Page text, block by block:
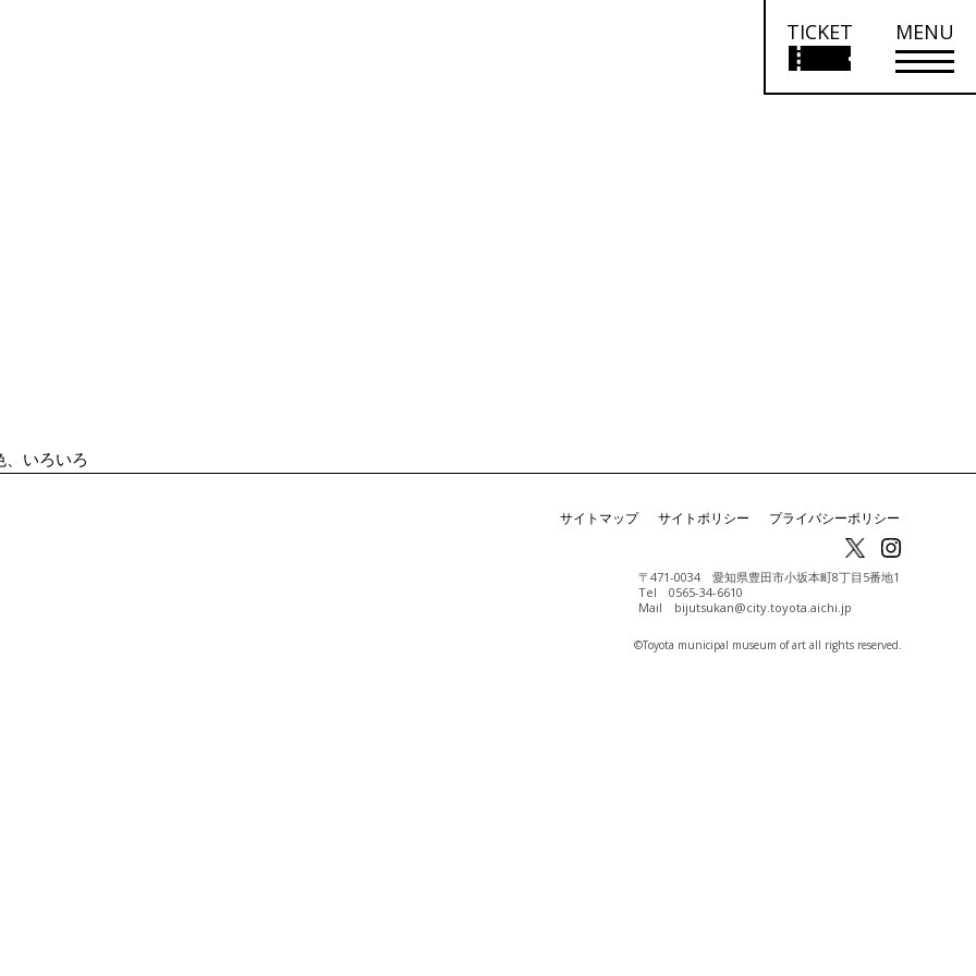
TICKET MENU
いろいろ
サイトマップ サイトポリシー プライバシーポリシー
〒471-0034 愛知県豊田市小坂本町8丁目5番地1
Tel 0565-34-6610
Mail bijutsukan@city.toyota.aichi.jp
©️Toyota municipal museum of art all rights reserved.